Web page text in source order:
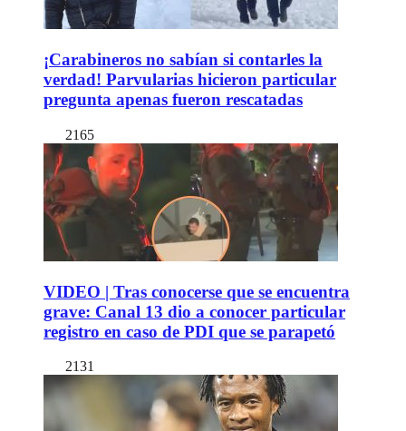
¡Carabineros no sabían si contarles la
verdad! Parvularias hicieron particular
pregunta apenas fueron rescatadas
2165
VIDEO | Tras conocerse que se encuentra
grave: Canal 13 dio a conocer particular
registro en caso de PDI que se parapetó
2131